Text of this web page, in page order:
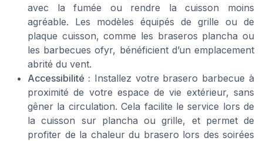
avec la fumée ou rendre la cuisson moins
agréable. Les modèles équipés de grille ou de
plaque cuisson, comme les braseros plancha ou
les barbecues ofyr, bénéficient d’un emplacement
abrité du vent.
Accessibilité : Installez votre brasero barbecue à
proximité de votre espace de vie extérieur, sans
gêner la circulation. Cela facilite le service lors de
la cuisson sur plancha ou grille, et permet de
profiter de la chaleur du brasero lors des soirées